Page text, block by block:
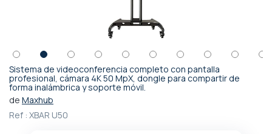
Sistema de videoconferencia completo con pantalla
profesional, cámara 4K 50 MpX, dongle para compartir de
forma inalámbrica y soporte móvil.
de Maxhub
Ref : XBAR U50
Saltar
al
comienzo
de